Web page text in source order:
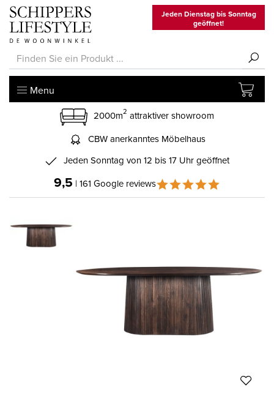
Jeden Dienstag bis Sonntag
geöffnet!
Menu
2000m2 attraktiver showroom
CBW anerkanntes Möbelhaus
Jeden Sonntag von 12 bis 17 Uhr geöffnet
9,5 | 161 Google reviews